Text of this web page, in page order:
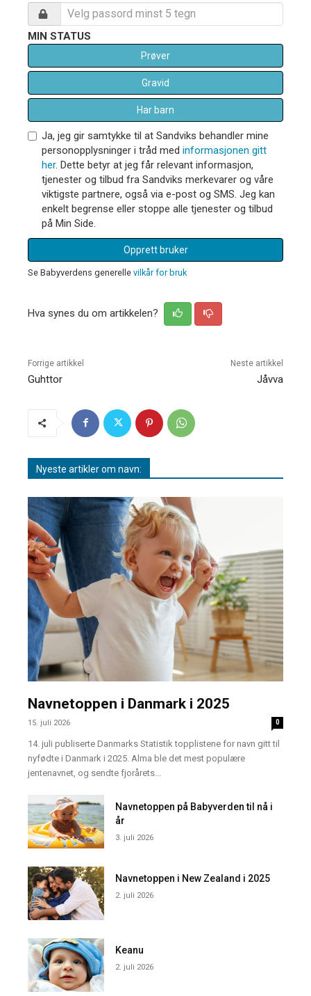
MIN STATUS
Prøver
Gravid
Har barn
Ja, jeg gir samtykke til at Sandviks behandler mine
personopplysninger i tråd med informasjonen gitt
her. Dette betyr at jeg får relevant informasjon,
tjenester og tilbud fra Sandviks merkevarer og våre
viktigste partnere, også via e-post og SMS. Jeg kan
enkelt begrense eller stoppe alle tjenester og tilbud
på Min Side.
Opprett bruker
Se Babyverdens generelle vilkår for bruk
Hva synes du om artikkelen?
Forrige artikkel
Guhttor
Neste artikkel
Jåvva
Nyeste artikler om navn:
Navnetoppen i Danmark i 2025
15. juli 2026 0
14. juli publiserte Danmarks Statistik topplistene for navn gitt til
nyfødte i Danmark i 2025. Alma ble det mest populære
jentenavnet, og sendte fjorårets...
Navnetoppen på Babyverden til nå i
år
3. juli 2026
Navnetoppen i New Zealand i 2025
2. juli 2026
Keanu
2. juli 2026